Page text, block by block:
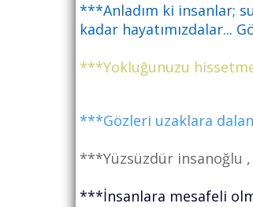
***Anladım ki insanlar;
kadar hayatımızdalar...
***Yokluğunuzu
***Gözleri uzaklara
***Yüzsüzdür insanoğlu
***İnsanlara mesafeli